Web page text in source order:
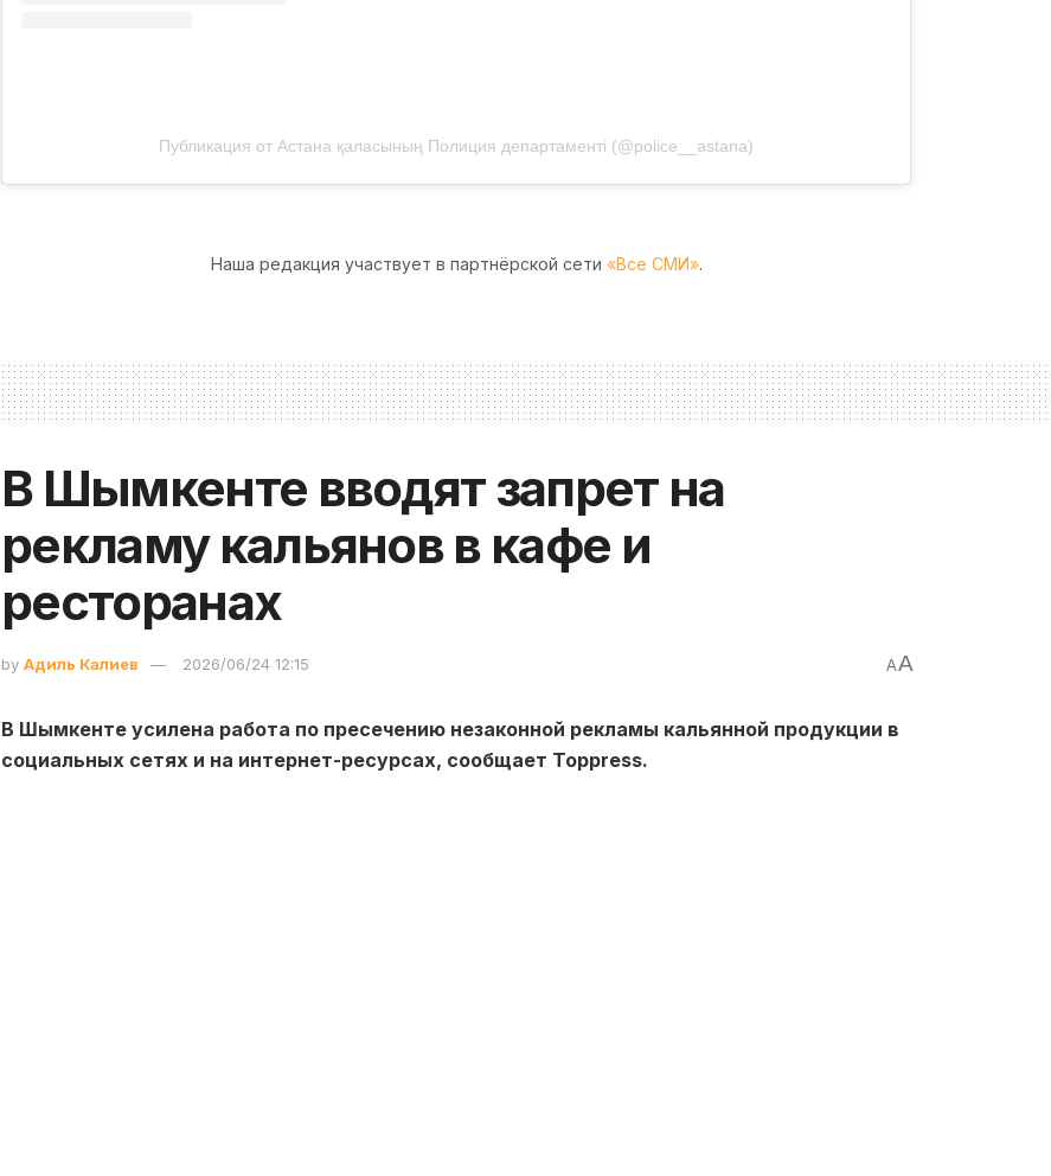
Публикация от Астана қаласының Полиция департаменті (@police__astana)
Наша редакция участвует в партнёрской сети «Все СМИ».
В Шымкенте вводят запрет на
рекламу кальянов в кафе и
ресторанах
by Адиль Калиев 2026/06/24 12:15 AA
В Шымкенте усилена работа по пресечению незаконной рекламы кальянной продукции в
социальных сетях и на интернет-ресурсах, сообщает Toppress.